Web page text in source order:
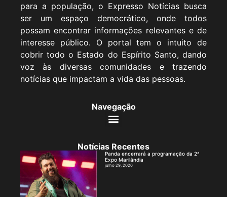
para a população, o Expresso Notícias busca
ser um espaço democrático, onde todos
possam encontrar informações relevantes e de
interesse público. O portal tem o intuito de
cobrir todo o Estado do Espírito Santo, dando
voz às diversas comunidades e trazendo
notícias que impactam a vida das pessoas.
Navegação
Notícias Recentes
Panda encerrará a programação da 2ª
Expo Marilândia
julho 29, 2026